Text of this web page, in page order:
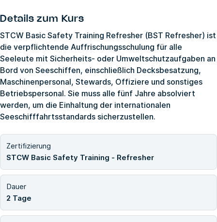
Details zum Kurs
STCW Basic Safety Training Refresher (BST Refresher) ist
die verpflichtende Auffrischungsschulung für alle
Seeleute mit Sicherheits- oder Umweltschutzaufgaben an
Bord von Seeschiffen, einschließlich Decksbesatzung,
Maschinenpersonal, Stewards, Offiziere und sonstiges
Betriebspersonal. Sie muss alle fünf Jahre absolviert
werden, um die Einhaltung der internationalen
Seeschifffahrtsstandards sicherzustellen.
Zertifizierung
STCW Basic Safety Training - Refresher
Dauer
2 Tage